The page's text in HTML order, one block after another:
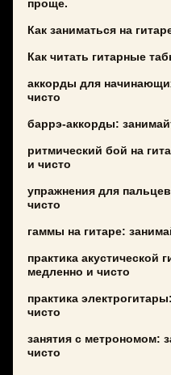
проще.
Как заниматься на
Как читать гитарные
аккорды для
чисто
баррэ-аккорды:
ритмический бой на
и чисто
упражнения для
чисто
гаммы на гитаре:
практика акустической
медленно и чисто
практика
чисто
занятия с метрономом:
чисто